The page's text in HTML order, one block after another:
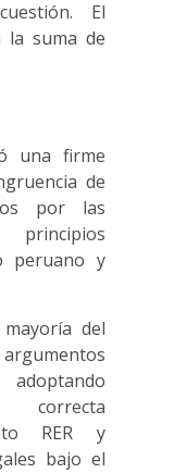
El
la suma de
una firme
de
por las
peruano y
del
correcta
RER y
bajo el